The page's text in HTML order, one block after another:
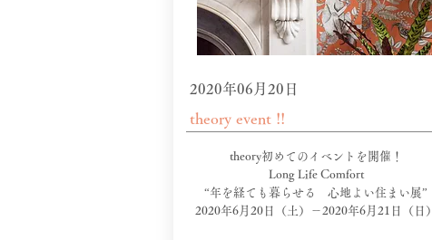
2020年06月20日
theory event !!
theory初めてのイベントを開催！
Long Life Comfort
“年を経ても暮らせる 心地よい住まい展”
2020年6月20日（土）－2020年6月21日（日）